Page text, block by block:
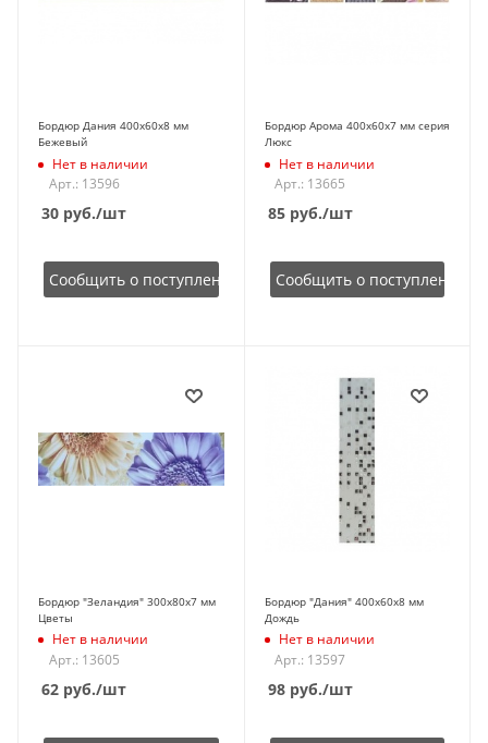
Бордюр Дания 400х60х8 мм
Бежевый
Нет в наличии
Арт.: 13596
30 руб./шт
Сообщить о поступлении
Бордюр Арома 400х60х7 мм серия
Люкс
Нет в наличии
Арт.: 13665
85руб./шт
Сообщить о поступлении
Бордюр "Зеландия" 300х80х7 мм
Цветы
Нет в наличии
Арт.: 13605
62 руб./шт
Бордюр "Дания" 400х60х8 мм
Дождь
Нет в наличии
Арт.: 13597
98руб./шт